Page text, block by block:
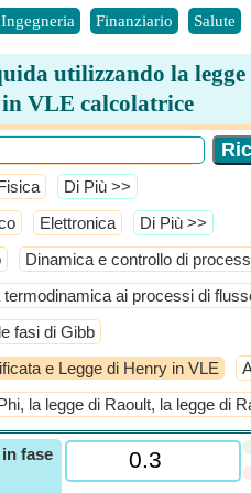
Ingegneria Finanziario Salute
utilizzando la
VLE calcolatrice
​Di Più >>
Elettronica ​Di Più >>
Dinamica e controllo di
ai processi di
fasi di Gibb
e Legge di Henry in VLE
la legge di Raoult, la legge di
fase